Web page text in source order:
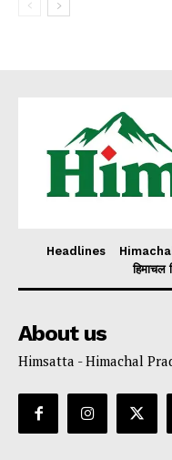
Headlines
हिमाचल
About us
Himsatta - Himachal